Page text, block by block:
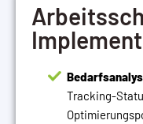
Tracking-